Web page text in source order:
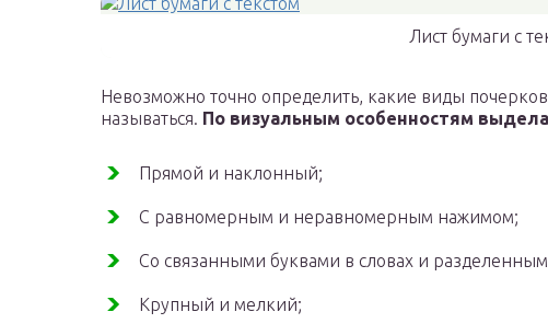
Лист бумаги с
Невозможно точно определить, какие виды
называться. По визуальным особенностям
Прямой и наклонный;
С равномерным и неравномерным нажимом;
Со связанными буквами в словах и
Крупный и мелкий;